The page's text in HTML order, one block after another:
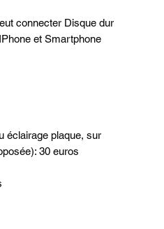
connecter Disque dur
et Smartphone
éclairage plaque, sur
30 euros